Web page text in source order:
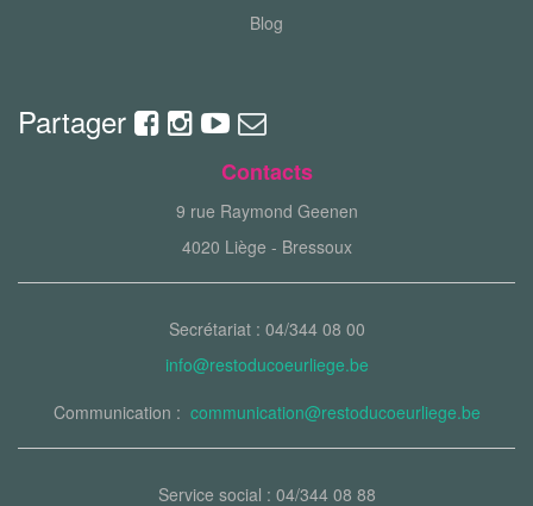
Blog
Partager
Contacts
9 rue Raymond Geenen
4020 Liège - Bressoux
Secrétariat : 04/344 08 00
info@restoducoeurliege.be
Communication : communication@restoducoeurliege.be
Service social : 04/344 08 88